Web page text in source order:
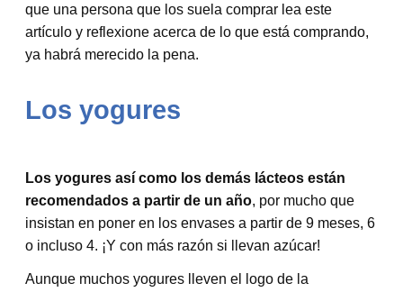
que una persona que los suela comprar lea este
artículo y reflexione acerca de lo que está comprando,
ya habrá merecido la pena.
Los yogures
Los yogures así como los demás lácteos están
recomendados a partir de un año, por mucho que
insistan en poner en los envases a partir de 9 meses, 6
o incluso 4. ¡Y con más razón si llevan azúcar!
Aunque muchos yogures lleven el logo de la